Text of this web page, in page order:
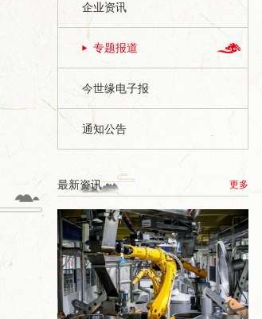
企业资讯
专题报道
今世缘电子报
通知公告
最新资讯 更多